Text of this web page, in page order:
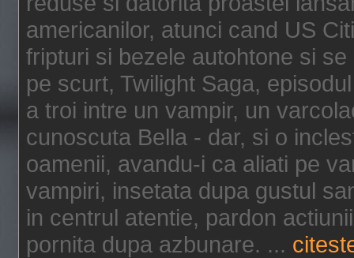
americanilor, atunci cand US
fripturi si bezele autohtone si
pe scurt, Twilight Saga,
a troi intre un vampir, un
cunoscuta Bella - dar, si o
oamenii, avandu-i ca aliati pe
vampiri, insetata dupa gustul
in centrul atentie, pardon
pornita dupa azbunare. ...